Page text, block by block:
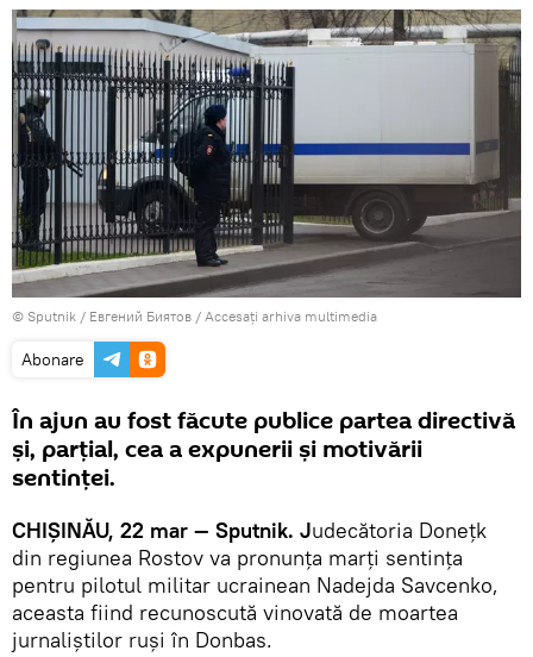
© Sputnik / Евгений Биятов / Accesați arhiva multimedia
Abonare
În ajun au fost făcute publice partea directivă
și, parțial, cea a expunerii şi motivării
sentinței.
CHIȘINĂU, 22 mar — Sputnik. Judecătoria Donețk
din regiunea Rostov va pronunța marți sentința
pentru pilotul militar ucrainean Nadejda Savcenko,
aceasta fiind recunoscută vinovată de moartea
jurnaliștilor ruși în Donbas.